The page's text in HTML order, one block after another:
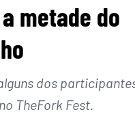
metade do
dos
TheFork Fest.